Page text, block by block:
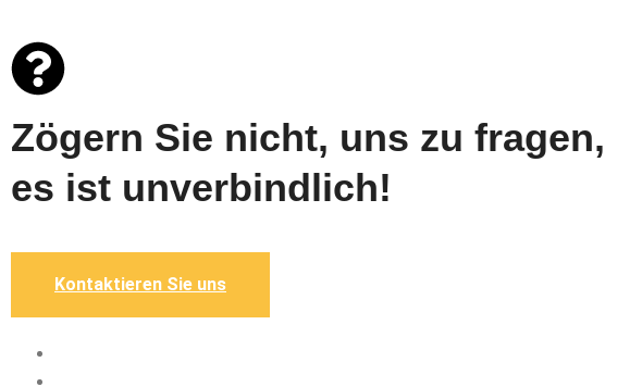
Zögern Sie nicht, uns zu fragen,
es ist unverbindlich!
Kontaktieren Sie uns